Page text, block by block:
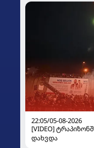
22:05/05-08-2026
[VIDEO]
დახვდა